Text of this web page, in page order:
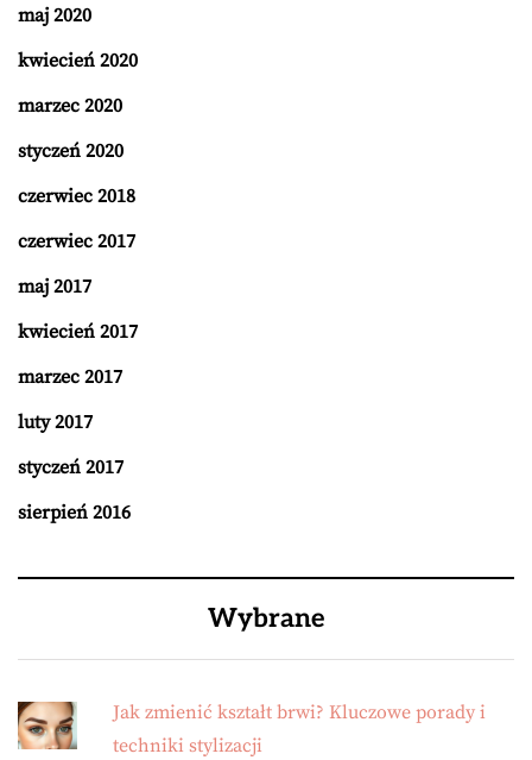
maj 2020
kwiecień 2020
marzec 2020
styczeń 2020
czerwiec 2018
czerwiec 2017
maj 2017
kwiecień 2017
marzec 2017
luty 2017
styczeń 2017
sierpień 2016
Wybrane
Jak zmienić kształt brwi? Kluczowe porady i
techniki stylizacji